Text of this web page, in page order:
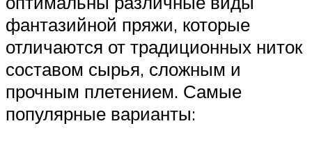
фантазийной пряжи, которые
отличаются от традиционных ниток
составом сырья, сложным и
прочным плетением. Самые
популярные варианты: